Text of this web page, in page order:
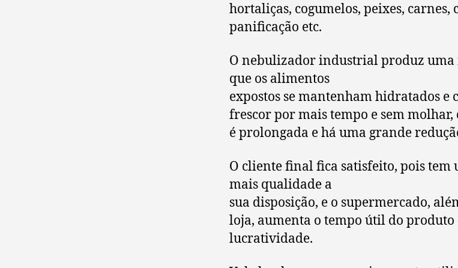
hortaliças, cogumelos, peixes, carnes,
panificação etc.
O nebulizador industrial produz uma
que os alimentos
expostos se mantenham hidratados e
frescor por mais tempo e sem
é prolongada e há uma grande
O cliente final fica satisfeito, pois tem
mais qualidade a
sua disposição, e o supermercado,
loja, aumenta o tempo útil do produto
lucratividade.